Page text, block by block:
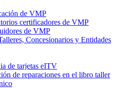
de VMP
certificadores de VMP
de VMP
Concesionarios y Entidades
de tarjetas eITV
de reparaciones en el libro taller